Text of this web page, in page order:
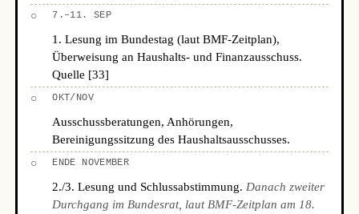
○ 7.–11. SEP
1. Lesung im Bundestag (laut BMF-Zeitplan),
Überweisung an Haushalts- und Finanzausschuss.
Quelle [33]
○ OKT/NOV
Ausschussberatungen, Anhörungen,
Bereinigungssitzung des Haushaltsausschusses.
○ ENDE NOVEMBER
2./3. Lesung und Schlussabstimmung. Danach zweiter
Durchgang im Bundesrat, laut BMF-Zeitplan am 18.